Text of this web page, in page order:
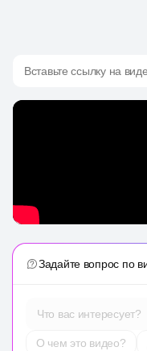
Вставьте ссылку на
Задайте вопрос по
Что вас интересует?
О чем это видео?